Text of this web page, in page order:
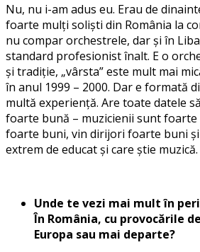
Nu, nu i-am adus eu. Erau de
foarte mulți soliști din România la
nu compar orchestrele, dar și în
standard profesionist înalt. E o
și tradiție, „vârsta” este mult mai
în anul 1999 – 2000. Dar e formată
multă experiență. Are toate datele
foarte bună – muzicienii sunt
foarte buni, vin dirijori foarte buni
extrem de educat și care știe muzică.
Unde te vezi mai mult în
În România, cu provocările
Europa sau mai departe?